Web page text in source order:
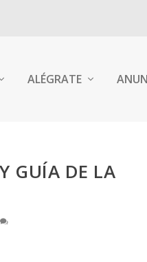
ALÉGRATE
GUÍA DE LA